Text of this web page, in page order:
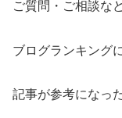
ご質問・ご相談な
ブログランキング
記事が参考になっ